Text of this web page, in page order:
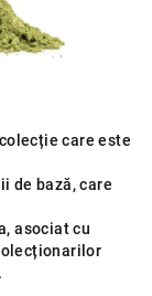
care este
de bază, care
asociat cu